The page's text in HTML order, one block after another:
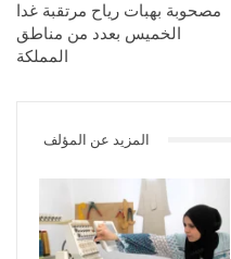
مصحوبة بهبات رياح مرتقبة غدا
الخميس بعدد من مناطق
المملكة
المزيد عن المؤلف